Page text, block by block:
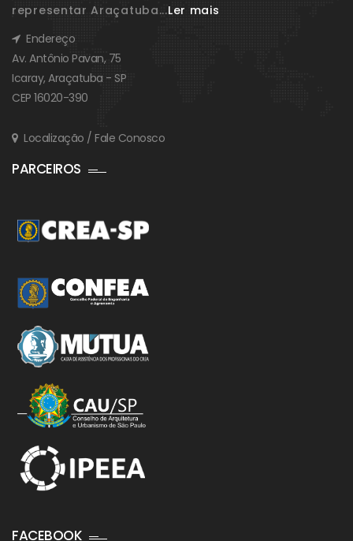
representar Araçatuba...Ler mais
Endereço
Av. Antônio Pavan, 75
Icaray, Araçatuba - SP
CEP 16020-390
Localização / Fale Conosco
PARCEIROS
FACEBOOK